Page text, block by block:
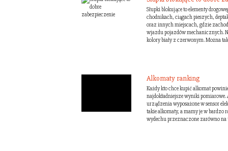
Słupki blokujące to elementy
chodnikach, ciągach pieszych,
oraz innych miejscach, gdzie
wjazdu pojazdów mechanicznych.
kolory biały z czerwonym. Można
Alkomaty ranking
Każdy kto chce kupić alkomat
najdokładniejsze wyniki
urządzenia wyposażone w sensor
takie alkomaty, a mamy je w bardzo
wydechu przeznaczone zarówno na